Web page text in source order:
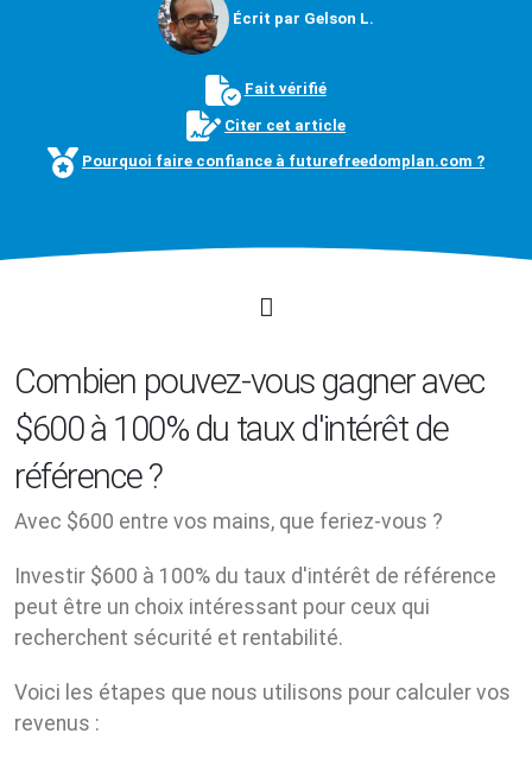
Écrit par Gelson L.
Fait vérifié
Citer cet article
Pourquoi faire confiance à futurefreedomplan.com ?
Combien pouvez-vous gagner avec
$600 à 100% du taux d'intérêt de
référence ?
Avec $600 entre vos mains, que feriez-vous ?
Investir $600 à 100% du taux d'intérêt de référence
peut être un choix intéressant pour ceux qui
recherchent sécurité et rentabilité.
Voici les étapes que nous utilisons pour calculer vos
revenus :